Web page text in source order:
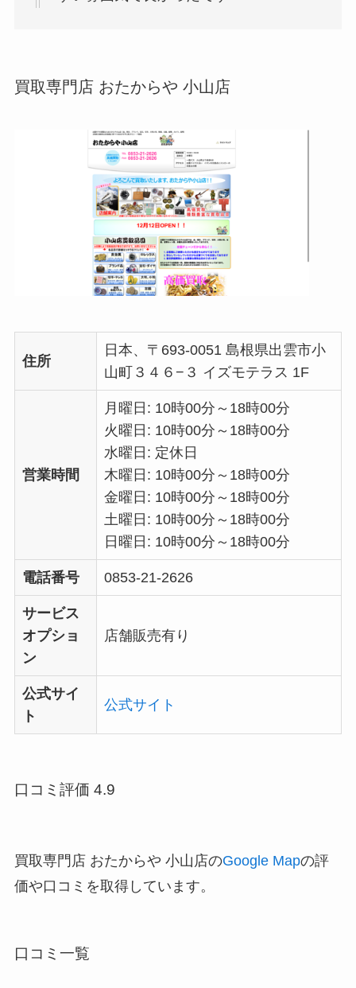
買取専門店 おたからや 小山店
住所
日本、〒693-0051 島根県出雲市小
山町３４６−３ イズモテラス 1F
営業時間
月曜日: 10時00分～18時00分
火曜日: 10時00分～18時00分
水曜日: 定休日
木曜日: 10時00分～18時00分
金曜日: 10時00分～18時00分
土曜日: 10時00分～18時00分
日曜日: 10時00分～18時00分
電話番号 0853-21-2626
サービス
オプショ
ン
店舗販売有り
公式サイ
ト
公式サイト
口コミ評価 4.9
買取専門店 おたからや 小山店のGoogle Mapの評
価や口コミを取得しています。
口コミ一覧